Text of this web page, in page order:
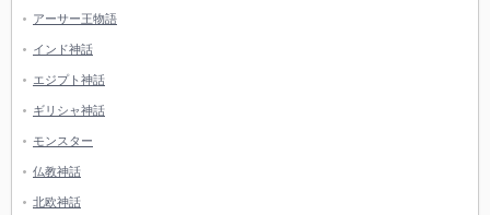
アーサー王物語
インド神話
エジプト神話
ギリシャ神話
モンスター
仏教神話
北欧神話